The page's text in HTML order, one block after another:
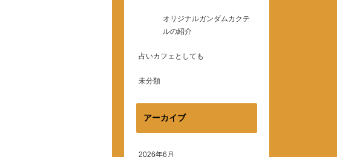
オリジナルガンダムカクテ
ルの紹介
占いカフェとしても
未分類
アーカイブ
2026年6月